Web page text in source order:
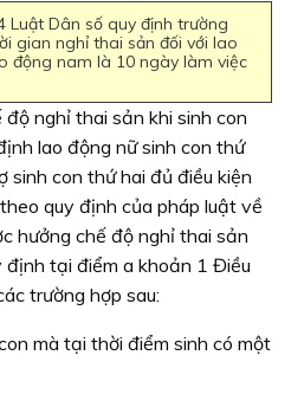
Dân số quy định trường
gian nghỉ thai sản đối với lao
động nam là 10 ngày làm việc
nghỉ thai sản khi sinh con
lao động nữ sinh con thứ
sinh con thứ hai đủ điều kiện
quy định của pháp luật về
hưởng chế độ nghỉ thai sản
định tại điểm a khoản 1 Điều
trường hợp sau:
mà tại thời điểm sinh có một